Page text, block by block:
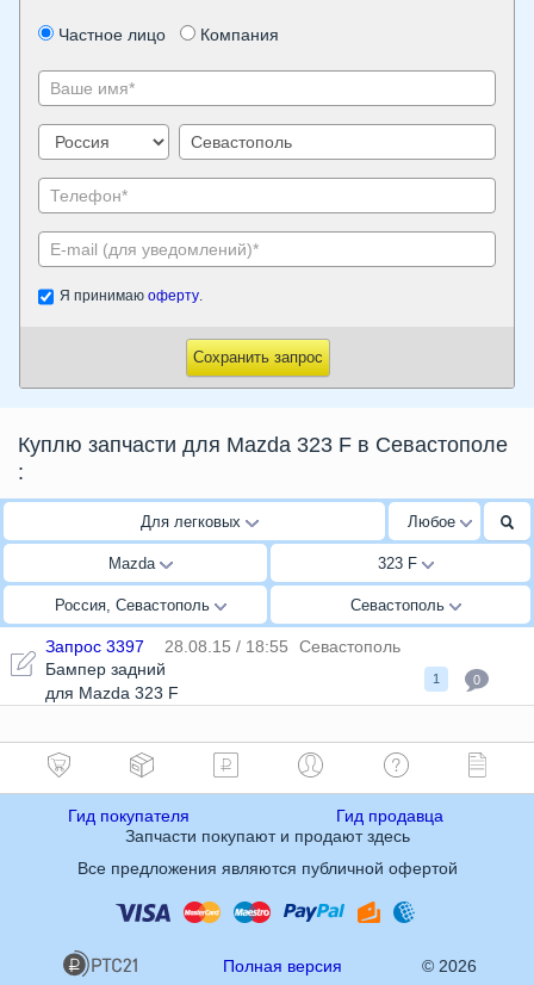
Частное лицо Компания
Я принимаю оферту.
Сохранить запрос
Куплю запчасти для Mazda 323 F в Севастополе
:
Для легковых Любое
Mazda 323 F
Россия, Севастополь Севастополь
Запрос 3397 28.08.15 / 18:55
Севастополь
Бампер задний
для Mazda 323 F
1 0
Гид покупателя
Гид продавца
Запчасти покупают и продают здесь
Все предложения являются публичной офертой
Полная версия © 2026